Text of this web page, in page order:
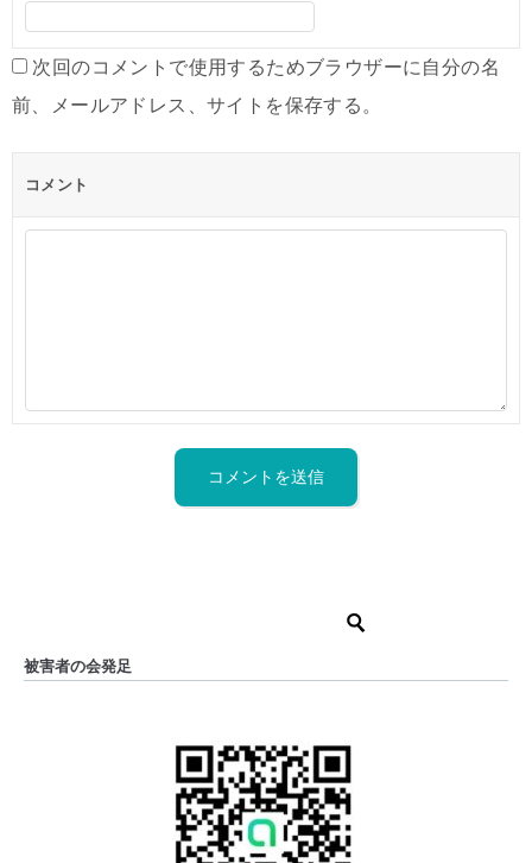
次回のコメントで使用するためブラウザーに自分の名
前、メールアドレス、サイトを保存する。
コメント
被害者の会発足